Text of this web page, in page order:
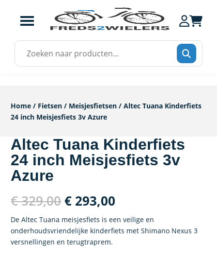
Zoek
naar:
Home / Fietsen / Meisjesfietsen / Altec Tuana Kinderfiets
24 inch Meisjesfiets 3v Azure
Altec Tuana Kinderfiets
24 inch Meisjesfiets 3v
Azure
€329,00Oorspronkelijke
prijs
was:
€ 329,00.
€ 293,00
is:
€ 293,00.
De Altec Tuana meisjesfiets is een veilige en
onderhoudsvriendelijke kinderfiets met Shimano Nexus 3
versnellingen en terugtraprem.